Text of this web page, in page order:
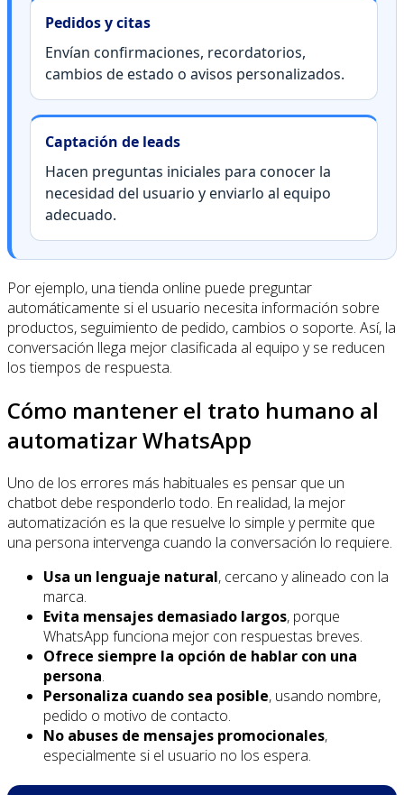
Pedidos y citas
Envían confirmaciones, recordatorios,
cambios de estado o avisos personalizados.
Captación de leads
Hacen preguntas iniciales para conocer la
necesidad del usuario y enviarlo al equipo
adecuado.
Por ejemplo, una tienda online puede preguntar
automáticamente si el usuario necesita información sobre
productos, seguimiento de pedido, cambios o soporte. Así, la
conversación llega mejor clasificada al equipo y se reducen
los tiempos de respuesta.
Cómo mantener el trato humano al
automatizar WhatsApp
Uno de los errores más habituales es pensar que un
chatbot debe responderlo todo. En realidad, la mejor
automatización es la que resuelve lo simple y permite que
una persona intervenga cuando la conversación lo requiere.
Usa un lenguaje natural, cercano y alineado con la
marca.
Evita mensajes demasiado largos, porque
WhatsApp funciona mejor con respuestas breves.
Ofrece siempre la opción de hablar con una
persona.
Personaliza cuando sea posible, usando nombre,
pedido o motivo de contacto.
No abuses de mensajes promocionales,
especialmente si el usuario no los espera.